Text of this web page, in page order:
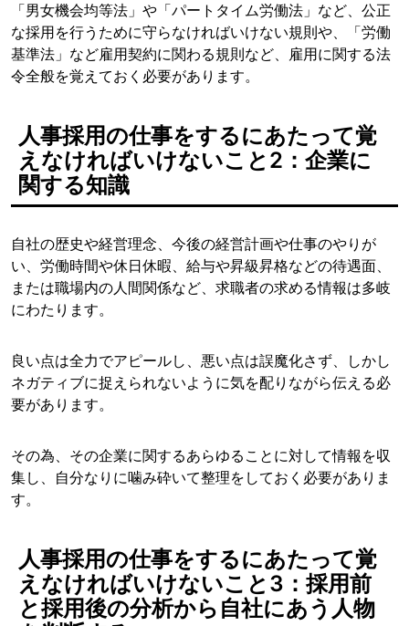
「男女機会均等法」や「パートタイム労働法」など、公正
な採用を行うために守らなければいけない規則や、「労働
基準法」など雇用契約に関わる規則など、雇用に関する法
令全般を覚えておく必要があります。
人事採用の仕事をするにあたって覚
えなければいけないこと2：企業に
関する知識
自社の歴史や経営理念、今後の経営計画や仕事のやりが
い、労働時間や休日休暇、給与や昇級昇格などの待遇面、
または職場内の人間関係など、求職者の求める情報は多岐
にわたります。
良い点は全力でアピールし、悪い点は誤魔化さず、しかし
ネガティブに捉えられないように気を配りながら伝える必
要があります。
その為、その企業に関するあらゆることに対して情報を収
集し、自分なりに噛み砕いて整理をしておく必要がありま
す。
人事採用の仕事をするにあたって覚
えなければいけないこと3：採用前
と採用後の分析から自社にあう人物